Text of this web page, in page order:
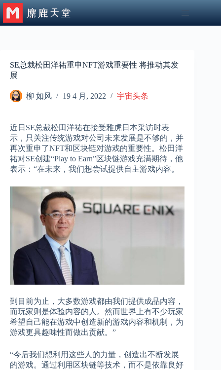
跳
至
SE总裁松田洋祐重申NFT游戏重要性 将推动其发
展
柳 如风 19 4 月, 2022 宇宙头条
近日SE总裁松田洋祐在接受雅虎日本采访时表
示，只关注传统游戏对公司未来发展是不够的，并
再次重申了NFT和区块链对游戏的重要性。松田洋
祐对SE创建“Play to Earn”区块链游戏充满期待，他
表示：“在未来，我们想尝试提供自主游戏内容。
到目前为止，大多数游戏都由我们提供成品内容，
而玩家则是体验内容的人。然而世界上有不少玩家
希望自己能在游戏中创造新的游戏内容和机制，为
游戏更具趣味性而做出贡献。”
“今后我们想利用这些人的力量，创造出不断发展
的游戏。通过利用区块链等技术，而不是依靠良好